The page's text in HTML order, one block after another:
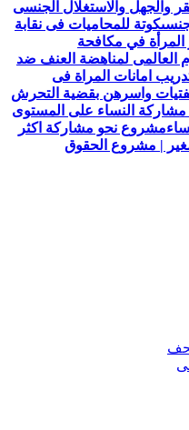
والجهل والاستغلال الجنسى
كوتة للمحاميات فى نقابة
المرأة في مكافحة
العالمى لمناهضة العنف ضد
امانات المراة فى
للفتيات واسرهن بقضية التحرش
النساء على المستوى
مشروع نحو مشاركة اكثر
| مشروع الحقوق